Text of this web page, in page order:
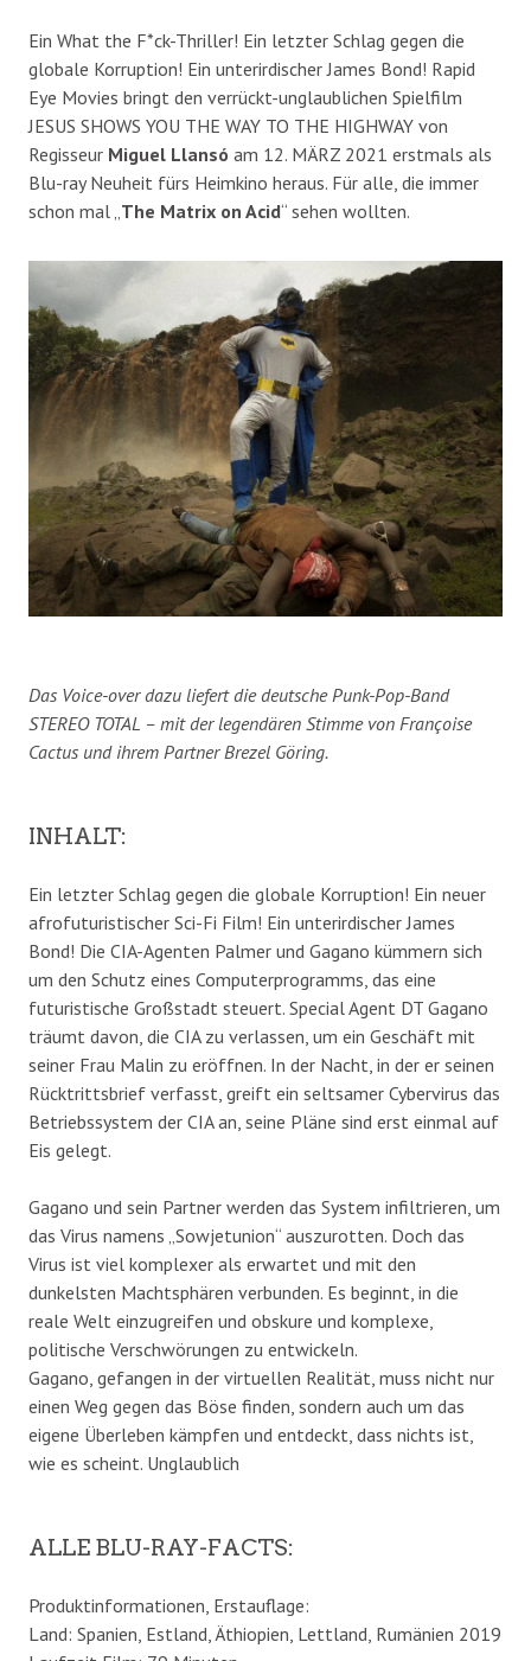
Ein What the F*ck-Thriller! Ein letzter Schlag gegen die
globale Korruption! Ein unterirdischer James Bond! Rapid
Eye Movies bringt den verrückt-unglaublichen Spielfilm
JESUS SHOWS YOU THE WAY TO THE HIGHWAY von
Regisseur Miguel Llansó am 12. MÄRZ 2021 erstmals als
Blu-ray Neuheit fürs Heimkino heraus. Für alle, die immer
schon mal „The Matrix on Acid“ sehen wollten.
Das Voice-over dazu liefert die deutsche Punk-Pop-Band
STEREO TOTAL – mit der legendären Stimme von Françoise
Cactus und ihrem Partner Brezel Göring.
INHALT:
Ein letzter Schlag gegen die globale Korruption! Ein neuer
afrofuturistischer Sci-Fi Film! Ein unterirdischer James
Bond! Die CIA-Agenten Palmer und Gagano kümmern sich
um den Schutz eines Computerprogramms, das eine
futuristische Großstadt steuert. Special Agent DT Gagano
träumt davon, die CIA zu verlassen, um ein Geschäft mit
seiner Frau Malin zu eröffnen. In der Nacht, in der er seinen
Rücktrittsbrief verfasst, greift ein seltsamer Cybervirus das
Betriebssystem der CIA an, seine Pläne sind erst einmal auf
Eis gelegt.
Gagano und sein Partner werden das System infiltrieren, um
das Virus namens „Sowjetunion“ auszurotten. Doch das
Virus ist viel komplexer als erwartet und mit den
dunkelsten Machtsphären verbunden. Es beginnt, in die
reale Welt einzugreifen und obskure und komplexe,
politische Verschwörungen zu entwickeln.
Gagano, gefangen in der virtuellen Realität, muss nicht nur
einen Weg gegen das Böse finden, sondern auch um das
eigene Überleben kämpfen und entdeckt, dass nichts ist,
wie es scheint. Unglaublich
ALLE BLU-RAY-FACTS:
Produktinformationen, Erstauflage:
Land: Spanien, Estland, Äthiopien, Lettland, Rumänien 2019